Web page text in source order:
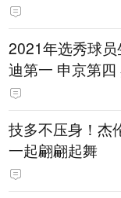
2021年选秀球
迪第一 申京第四
技多不压身！杰
一起翩翩起舞